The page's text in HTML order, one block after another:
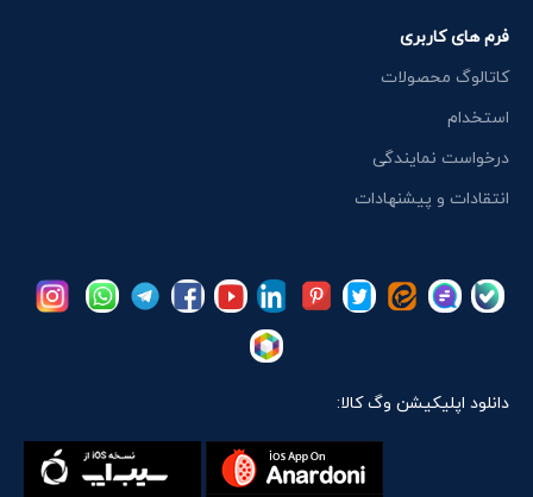
فرم های کاربری
کاتالوگ محصولات
استخدام
درخواست نمایندگی
انتقادات و پیشنهادات
دانلود اپلیکیشن وگ کالا: